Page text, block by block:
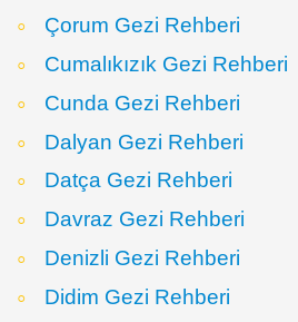
Çorum Gezi Rehberi
Cumalıkızık Gezi Rehberi
Cunda Gezi Rehberi
Dalyan Gezi Rehberi
Datça Gezi Rehberi
Davraz Gezi Rehberi
Denizli Gezi Rehberi
Didim Gezi Rehberi